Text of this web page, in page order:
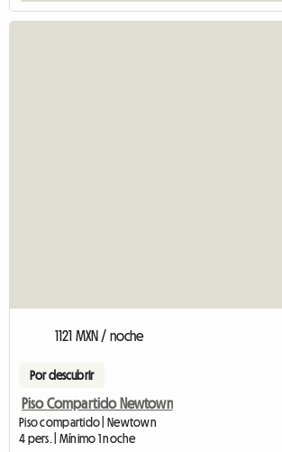
1121 MXN / noche
Por descubrir
Piso Compartido Newtown
Piso compartido | Newtown
4 pers. | Mínimo 1 noche